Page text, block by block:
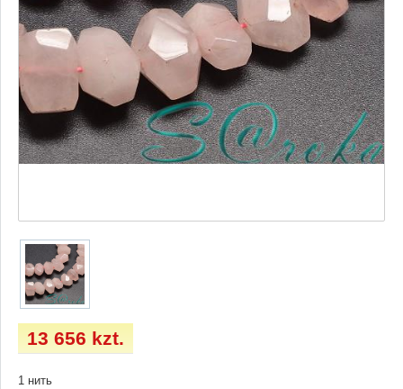
13 656 kzt.
1 нить